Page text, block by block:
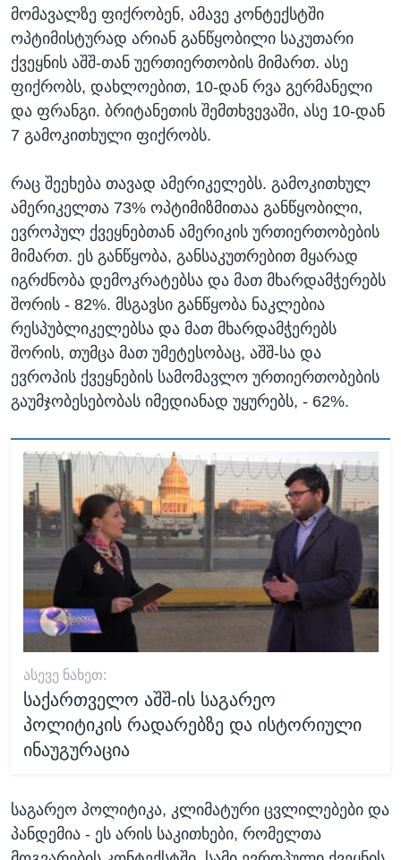
მომავალზე ფიქრობენ, ამავე კონტექსტში
ოპტიმისტურად არიან განწყობილი საკუთარი
ქვეყნის აშშ-თან უერთიერთობის მიმართ. ასე
ფიქრობს, დახლოებით, 10-დან რვა გერმანელი
და ფრანგი. ბრიტანეთის შემთხვევაში, ასე 10-დან
7 გამოკითხული ფიქრობს.
რაც შეეხება თავად ამერიკელებს. გამოკითხულ
ამერიკელთა 73% ოპტიმიზმითაა განწყობილი,
ევროპულ ქვეყნებთან ამერიკის ურთიერთობების
მიმართ. ეს განწყობა, განსაკუთრებით მყარად
იგრძნობა დემოკრატებსა და მათ მხარდამჭერებს
შორის - 82%. მსგავსი განწყობა ნაკლებია
რესპუბლიკელებსა და მათ მხარდამჭერებს
შორის, თუმცა მათ უმეტესობაც, აშშ-სა და
ევროპის ქვეყნების სამომავლო ურთიერთობების
გაუმჯობესებობას იმედიანად უყურებს, - 62%.
ᲐᲡᲔᲕᲔ ᲜᲐᲮᲔᲗ:
საქართველო აშშ-ის საგარეო
პოლიტიკის რადარებზე და ისტორიული
ინაუგურაცია
საგარეო პოლიტიკა, კლიმატური ცვლილებები და
პანდემია - ეს არის საკითხები, რომელთა